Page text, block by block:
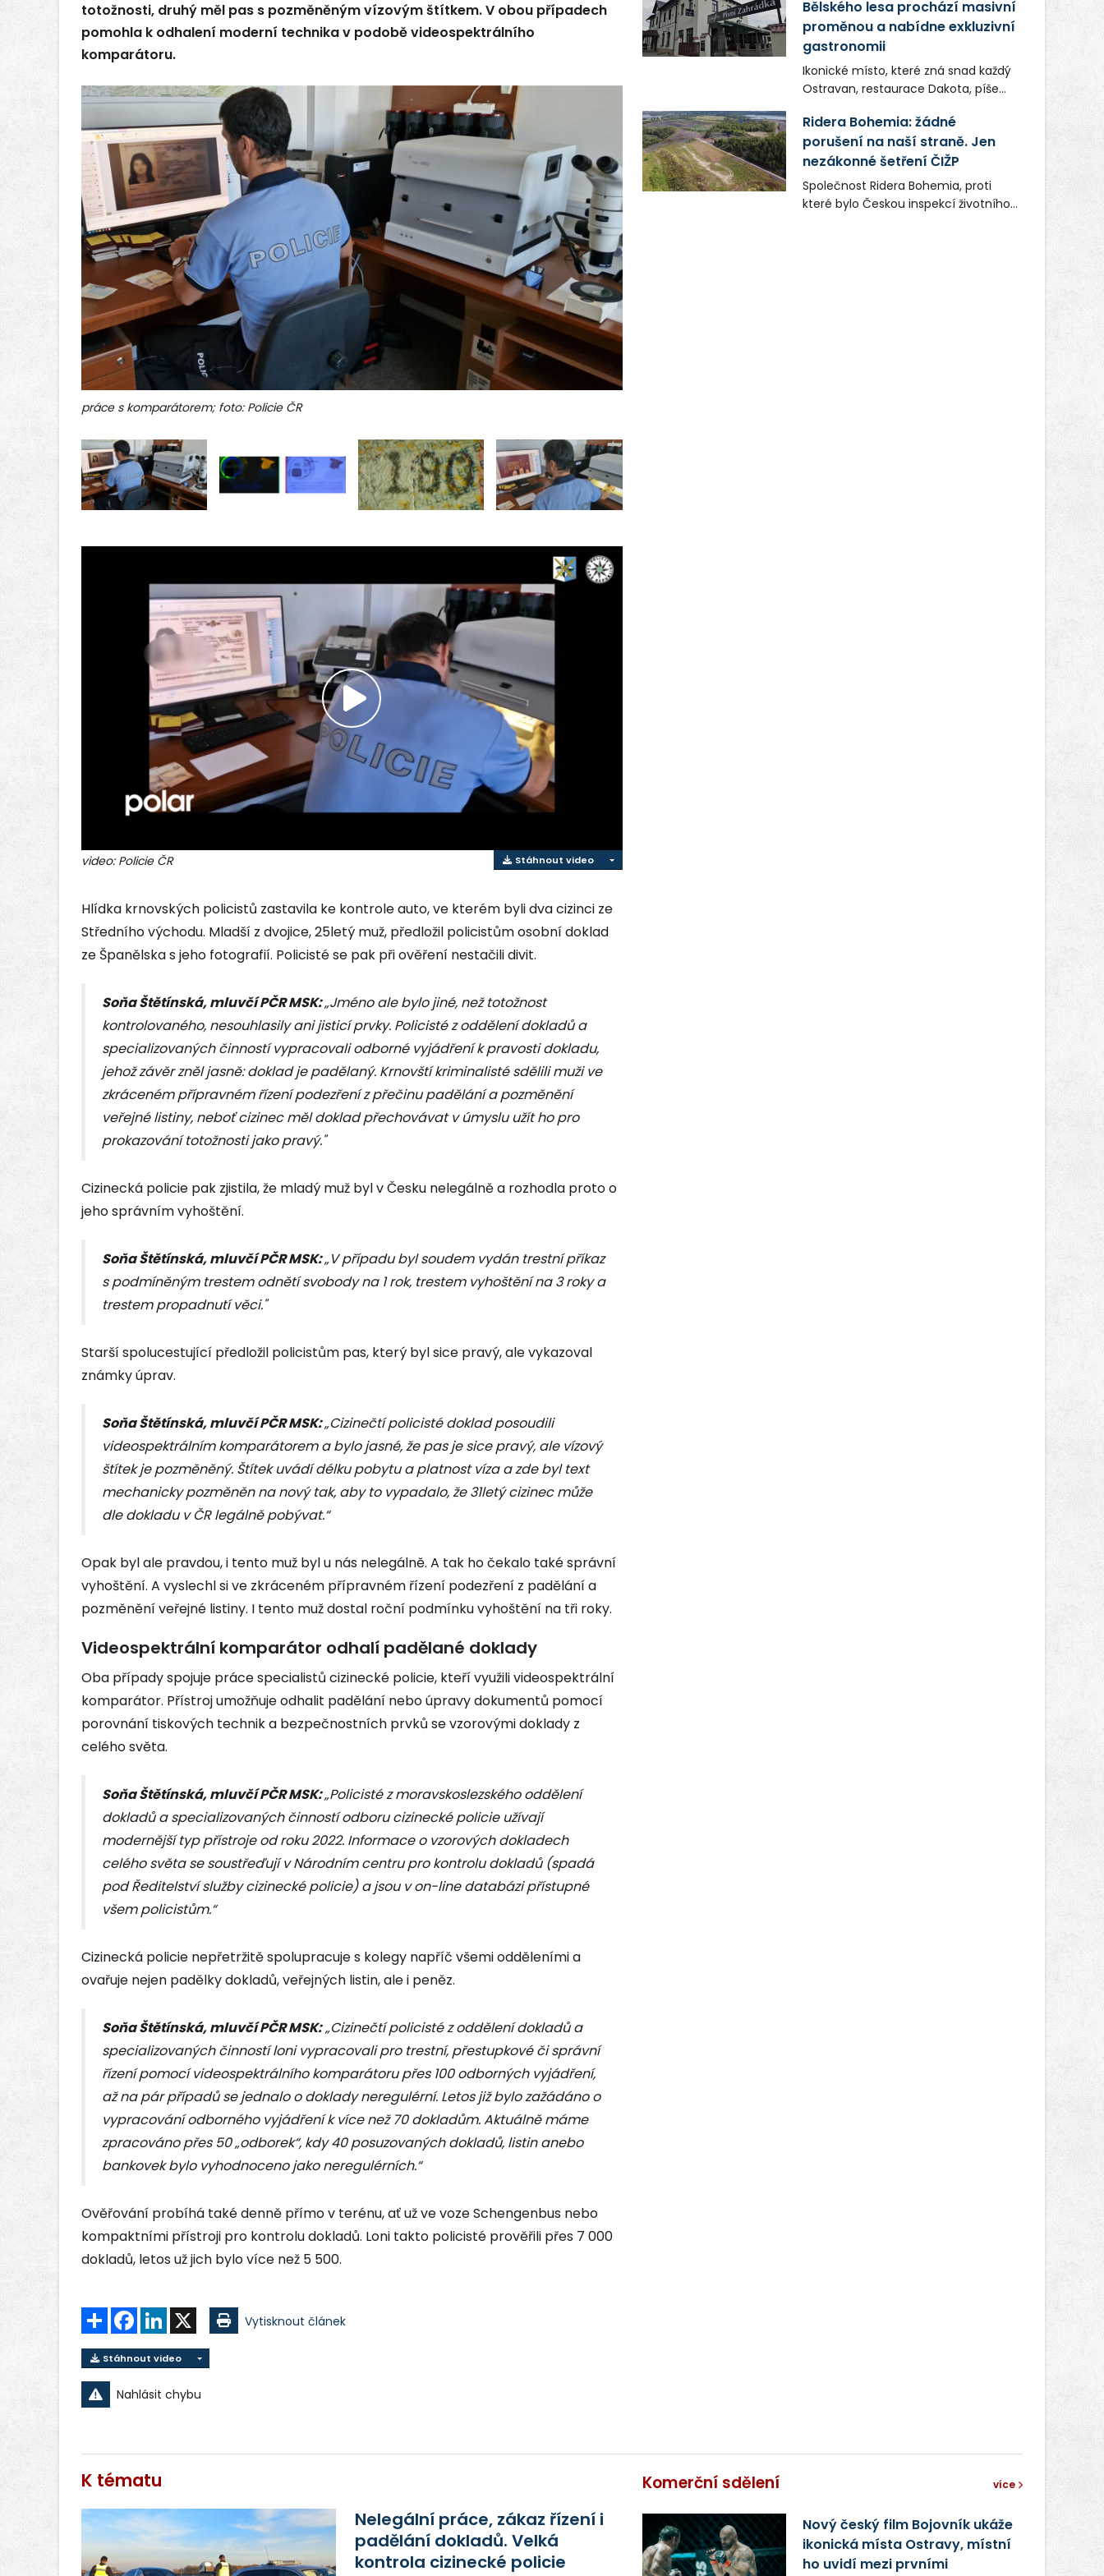
totožnosti, druhý měl pas s pozměněným vízovým štítkem. V obou případech
pomohla k odhalení moderní technika v podobě videospektrálního
komparátoru.
práce s komparátorem; foto: Policie ČR
Přehrát
video
video: Policie ČR Stáhnout video
Hlídka krnovských policistů zastavila ke kontrole auto, ve kterém byli dva cizinci ze
Středního východu. Mladší z dvojice, 25letý muž, předložil policistům osobní doklad
ze Španělska s jeho fotografií. Policisté se pak při ověření nestačili divit.
Soňa Štětínská, mluvčí PČR MSK:„Jméno ale bylo jiné, než totožnost
kontrolovaného, nesouhlasily ani jisticí prvky. Policisté z oddělení dokladů a
specializovaných činností vypracovali odborné vyjádření k pravosti dokladu,
jehož závěr zněl jasně: doklad je padělaný. Krnovští kriminalisté sdělili muži ve
zkráceném přípravném řízení podezření z přečinu padělání a pozměnění
veřejné listiny, neboť cizinec měl doklad přechovávat v úmyslu užít ho pro
prokazování totožnosti jako pravý."
Cizinecká policie pak zjistila, že mladý muž byl v Česku nelegálně a rozhodla proto o
jeho správním vyhoštění.
Soňa Štětínská, mluvčí PČR MSK:„V případu byl soudem vydán trestní příkaz
s podmíněným trestem odnětí svobody na 1 rok, trestem vyhoštění na 3 roky a
trestem propadnutí věci."
Starší spolucestující předložil policistům pas, který byl sice pravý, ale vykazoval
známky úprav.
Soňa Štětínská, mluvčí PČR MSK:„Cizinečtí policisté doklad posoudili
videospektrálním komparátorem a bylo jasné, že pas je sice pravý, ale vízový
štítek je pozměněný. Štítek uvádí délku pobytu a platnost víza a zde byl text
mechanicky pozměněn na nový tak, aby to vypadalo, že 31letý cizinec může
dle dokladu v ČR legálně pobývat.“
Opak byl ale pravdou, i tento muž byl u nás nelegálně. A tak ho čekalo také správní
vyhoštění. A vyslechl si ve zkráceném přípravném řízení podezření z padělání a
pozměnění veřejné listiny. I tento muž dostal roční podmínku vyhoštění na tři roky.
Videospektrální komparátor odhalí padělané doklady
Oba případy spojuje práce specialistů cizinecké policie, kteří využili videospektrální
komparátor. Přístroj umožňuje odhalit padělání nebo úpravy dokumentů pomocí
porovnání tiskových technik a bezpečnostních prvků se vzorovými doklady z
celého světa.
Soňa Štětínská, mluvčí PČR MSK:„Policisté z moravskoslezského oddělení
dokladů a specializovaných činností odboru cizinecké policie užívají
modernější typ přístroje od roku 2022. Informace o vzorových dokladech
celého světa se soustřeďují v Národním centru pro kontrolu dokladů (spadá
pod Ředitelství služby cizinecké policie) a jsou v on-line databázi přístupné
všem policistům.“
Cizinecká policie nepřetržitě spolupracuje s kolegy napříč všemi odděleními a
ovařuje nejen padělky dokladů, veřejných listin, ale i peněz.
Soňa Štětínská, mluvčí PČR MSK:„Cizinečtí policisté z oddělení dokladů a
specializovaných činností loni vypracovali pro trestní, přestupkové či správní
řízení pomocí videospektrálního komparátoru přes 100 odborných vyjádření,
až na pár případů se jednalo o doklady neregulérní. Letos již bylo zažádáno o
vypracování odborného vyjádření k více než 70 dokladům. Aktuálně máme
zpracováno přes 50 „odborek“, kdy 40 posuzovaných dokladů, listin anebo
bankovek bylo vyhodnoceno jako neregulérních.“
Ověřování probíhá také denně přímo v terénu, ať už ve voze Schengenbus nebo
kompaktními přístroji pro kontrolu dokladů. Loni takto policisté prověřili přes 7 000
dokladů, letos už jich bylo více než 5 500.
Sdílet FacebookLinkedIn Vytisknout článek
Stáhnout video
Nahlásit chybu
Bělského lesa prochází masivní
proměnou a nabídne exkluzivní
gastronomii
Ikonické místo, které zná snad každý
Ostravan, restaurace Dakota, píše
společnost Dang Investment Group
s.r.o. investuje do projektu přes 50
milionů korun. Cílem je přinést
Ostravě dva špičkové gastronomické
koncepty, které v regionu dosud
chyběly, luxusní středomořskou
Ridera Bohemia: žádné
porušení na naší straně. Jen
nezákonné šetření ČIŽP
Společnost Ridera Bohemia, proti
které bylo Českou inspekcí životního
K tématu
Nelegální práce, zákaz řízení i
padělání dokladů. Velká
kontrola cizinecké policie
Komerční sdělení více
Nový český film Bojovník ukáže
ikonická místa Ostravy, místní
ho uvidí mezi prvními